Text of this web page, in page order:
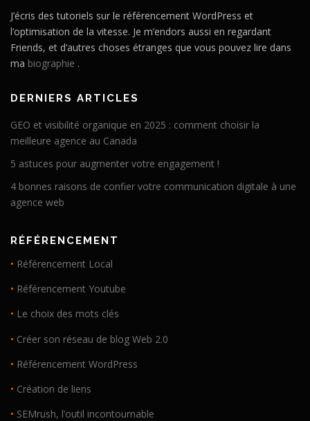
J’écris des tutoriels sur le référencement WordPress et
l’optimisation de la vitesse. Je m’endors aussi en regardant
Friends, et d’autres choses étranges que vous pouvez lire dans
ma biographie .
DERNIERS ARTICLES
GEO et visibilité organique en 2025 : comment choisir la
meilleure agence au Canada
5 astuces pour augmenter votre engagement !
4 bonnes raisons de confier votre communication digitale à une
agence web
RÉFÉRENCEMENT
• Référencement Local
• Référencement Youtube
• Le choix des mots clés
• Créer son réseau de blog Web 2.0
• Référencement WordPress
• Création de liens
• SEMrush, l’outil incontournable